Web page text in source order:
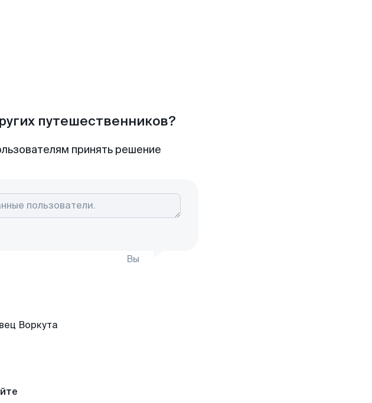
путешественников?
принять решение
Вы